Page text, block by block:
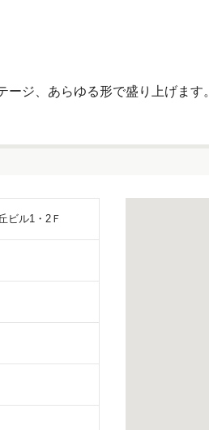
ジ、あらゆる形で盛り上げま
ビル1・2Ｆ